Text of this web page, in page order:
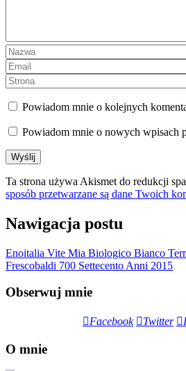
Powiadom mnie o kolejnych
Powiadom mnie o nowych wpisach
Ta strona używa Akismet do redukcji
sposób przetwarzane są dane Twoich
Nawigacja postu
Enoitalia Vite Mia Biologico Bianco
Frescobaldi 700 Settecento Anni 2015
Obserwuj mnie
Facebook Twitter
O mnie